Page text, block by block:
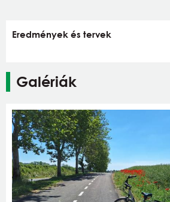
Eredmények és tervek
Galériák